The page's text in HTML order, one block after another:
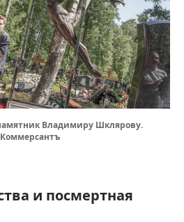
Владимиру Шклярову.
и посмертная